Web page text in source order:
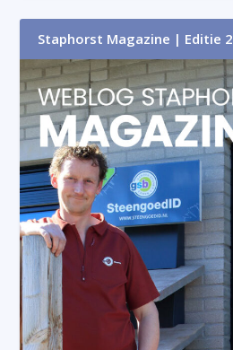
Staphorst Magazine | Editie 2